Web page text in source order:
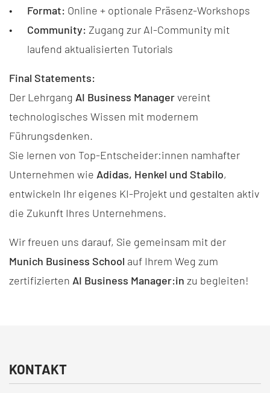
Format: Online + optionale Präsenz-Workshops
Community: Zugang zur AI-Community mit
laufend aktualisierten Tutorials
Final Statements:
Der Lehrgang AI Business Managervereint
technologisches Wissen mit modernem
Führungsdenken.
Sie lernen von Top-Entscheider:innen namhafter
Unternehmen wie Adidas, Henkel und Stabilo,
entwickeln Ihr eigenes KI-Projekt und gestalten aktiv
die Zukunft Ihres Unternehmens.
Wir freuen uns darauf, Sie gemeinsam mit der
Munich Business School auf Ihrem Weg zum
zertifizierten AI Business Manager:in zu begleiten!
KONTAKT